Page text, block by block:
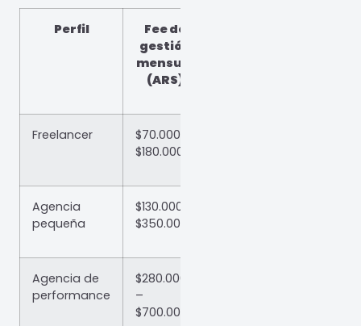
Perfil
Fee de
gestión
mensual
(ARS)
Freelancer
$70.000 –
$180.000
Agencia
pequeña
$130.000 –
$350.000
Agencia de
performance
$280.000
–
$700.000+